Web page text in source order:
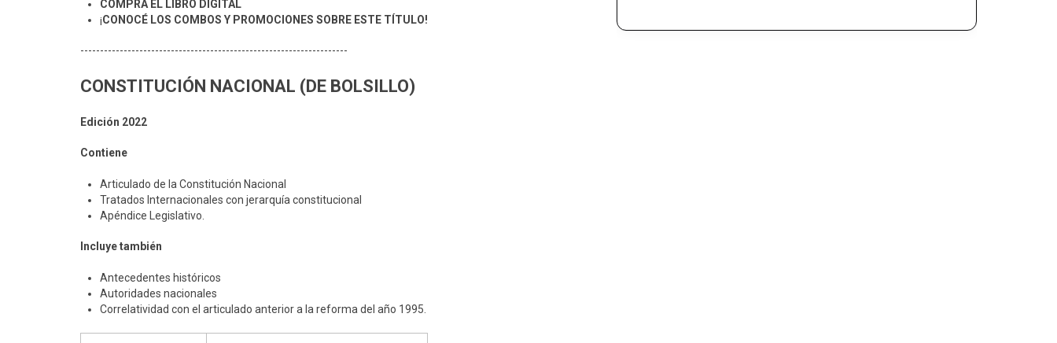
COMPRÁ EL LIBRO DIGITAL
¡CONOCÉ LOS COMBOS Y PROMOCIONES SOBRE ESTE TÍTULO!
--------------------------------------------------------------------
CONSTITUCIÓN NACIONAL (DE BOLSILLO)
Edición 2022
Contiene
Articulado de la Constitución Nacional
Tratados Internacionales con jerarquía constitucional
Apéndice Legislativo.
Incluye también
Antecedentes históricos
Autoridades nacionales
Correlatividad con el articulado anterior a la reforma del año 1995.